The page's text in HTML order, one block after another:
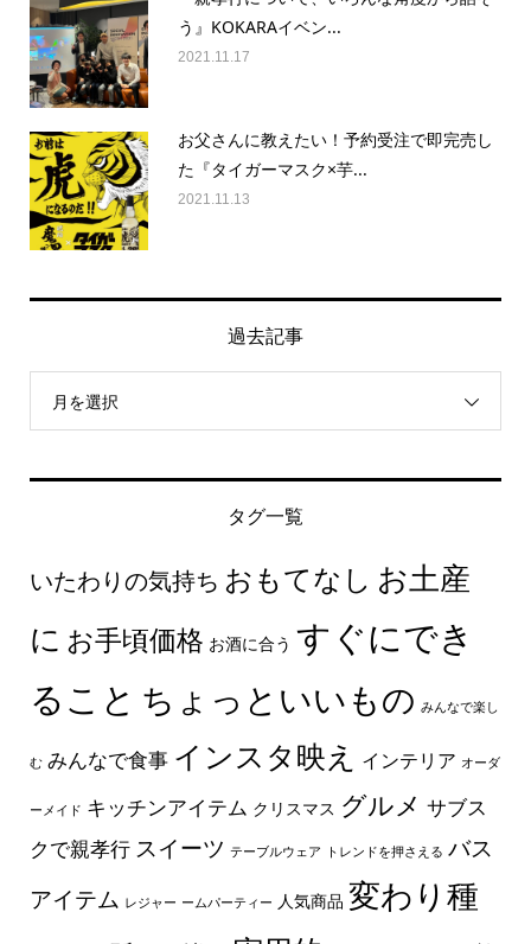
う』KOKARAイベン...
2021.11.17
お父さんに教えたい！予約受注で即完売し
た『タイガーマスク×芋...
2021.11.13
過去記事
月を選択
タグ一覧
いたわりの気持ち おもてなし お土産
に お手頃価格 お酒に合う すぐにでき
ること ちょっといいもの みんなで楽し
む みんなで食事 インスタ映え インテリア オーダ
ーメイド キッチンアイテム クリスマス グルメ サブス
クで親孝行 スイーツ テーブルウェア トレンドを押さえる バス
アイテム レジャー ームパーティー 人気商品 変わり種